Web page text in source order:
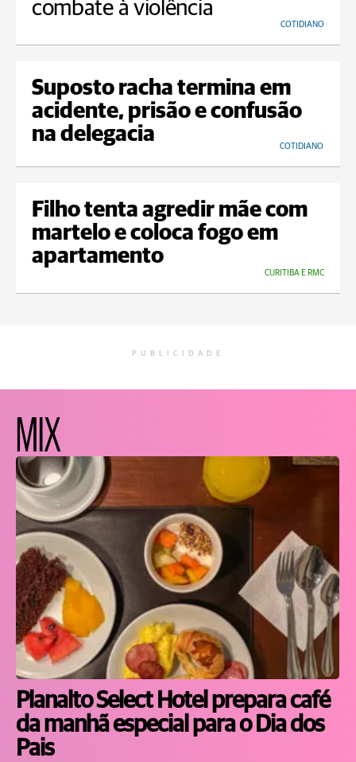
combate à violência
COTIDIANO
Suposto racha termina em
acidente, prisão e confusão
na delegacia
COTIDIANO
Filho tenta agredir mãe com
martelo e coloca fogo em
apartamento
CURITIBA E RMC
PUBLICIDADE
MIX
Planalto Select Hotel prepara café
da manhã especial para o Dia dos
Pais